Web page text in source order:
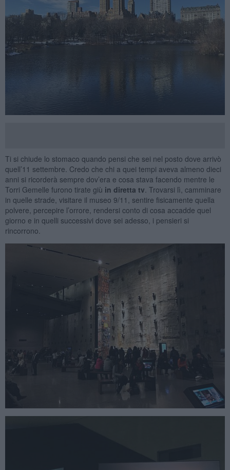
Ti si chiude lo stomaco quando pensi che sei nel posto dove arrivò
quell’11 settembre. Credo che chi a quei tempi aveva almeno dieci
anni si ricorderà sempre dov’era e cosa stava facendo mentre le
Torri Gemelle furono tirate giù in diretta tv. Trovarsi lì, camminare
in quelle strade, visitare il museo 9/11, sentire fisicamente quella
polvere, percepire l’orrore, rendersi conto di cosa accadde quel
giorno e in quelli successivi dove sei adesso, i pensieri si
rincorrono.